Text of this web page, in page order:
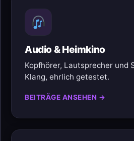
Audio & Heimkino
Kopfhörer, Lautsprecher und
Klang, ehrlich getestet.
BEITRÄGE ANSEHEN →